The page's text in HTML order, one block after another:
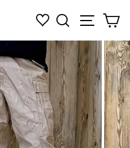
検索 ナビ